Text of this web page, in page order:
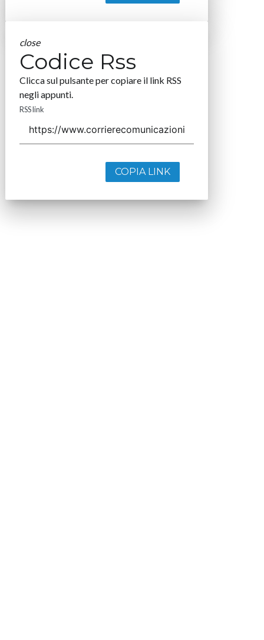
close
Codice Rss
Clicca sul pulsante per copiare il link RSS
negli appunti.
RSS link
COPIA LINK